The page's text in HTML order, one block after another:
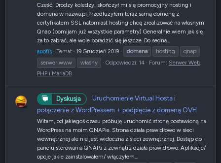
Cześć, Drodzy koledzy, skończył mi się promocyjny hosting i
domena w nazwa.pl Przedłużyłem teraz samą domenę z
certyfikatem SSL natomiast hosting chcę zrealizować na własnym
Qnap (pomijam już wszystkie parametry) Generalnie wiem jak się
za to zabrać, ale wole poradzić się jeszcze. Do sedna...
apofis
Temat 19 Grudzień 2019 domena hosting
qnap
serwer www
własny Odpowiedzi: 14 Forum: Serwer Web,
PHP i MariaDB
Dyskusja
Uruchomienie Virtual Hosta i
połączenie z WordPressem + podpięcie z domeną OVH
Witam, od jakiegoś czasu próbuję uruchomić stronę postawioną na
WordPress na moim QNAPie. Strona działa prawidłowo w sieci
wewnętrznej ale nie jest widoczna z sieci zewnętrznej. Dostęp do
panelu sterowania QNAPa z zewnątrz działa prawidłowo. Aplikacje/
opcje jakie zainstalowałem/ włączyłem...